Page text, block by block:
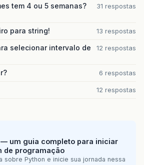
tem 4 ou 5 semanas?
31 respostas
para string! 13 respostas
selecionar intervalo de
12 respostas
6 respostas
12 respostas
— um guia completo para iniciar
de programação
sobre Python e inicie sua jornada nessa